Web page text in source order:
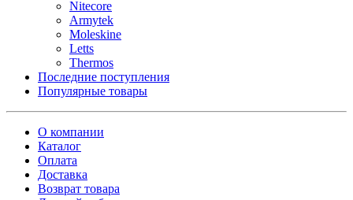
Nitecore
Armytek
Moleskine
Letts
Thermos
Последние поступления
Популярные товары
О компании
Каталог
Оплата
Доставка
Возврат товара